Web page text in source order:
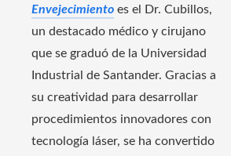
Envejecimiento es el Dr. Cubillos,
un destacado médico y cirujano
que se graduó de la Universidad
Industrial de Santander. Gracias a
su creatividad para desarrollar
procedimientos innovadores con
tecnología láser, se ha convertido